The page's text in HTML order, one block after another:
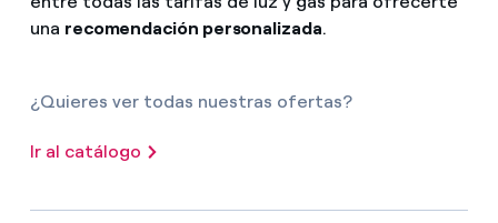
una recomendación personalizada.
¿Quieres ver todas nuestras ofertas?
Ir al catálogo